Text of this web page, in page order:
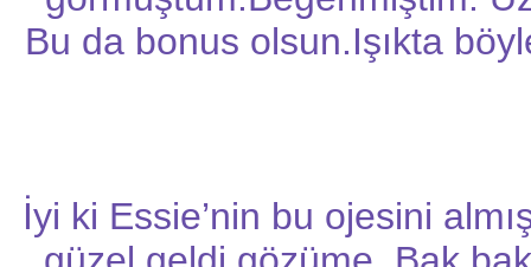
Bu da bonus olsun.Işıkta
İyi ki Essie’nin bu ojesini